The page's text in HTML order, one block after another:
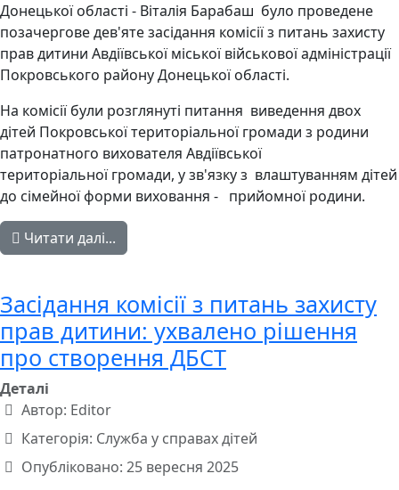
Донецької області - Віталія Барабаш було проведене
позачергове дев'яте засідання комісії з питань захисту
прав дитини Авдіївської міської військової адміністрації
Покровського району Донецької області.
На комісії були розглянуті питання виведення двох
дітей Покровської територіальної громади з родини
патронатного вихователя Авдіївської
територіальної громади, у зв'язку з влаштуванням дітей
до сімейної форми виховання - прийомної родини.
Читати далі...
Засідання комісії з питань захисту
прав дитини: ухвалено рішення
про створення ДБСТ
Деталі
Автор: Editor
Категорія: Служба у справах дітей
Опубліковано: 25 вересня 2025